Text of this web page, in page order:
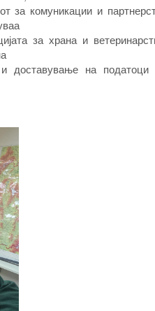
за комуникации и
за храна и
доставување на податоци